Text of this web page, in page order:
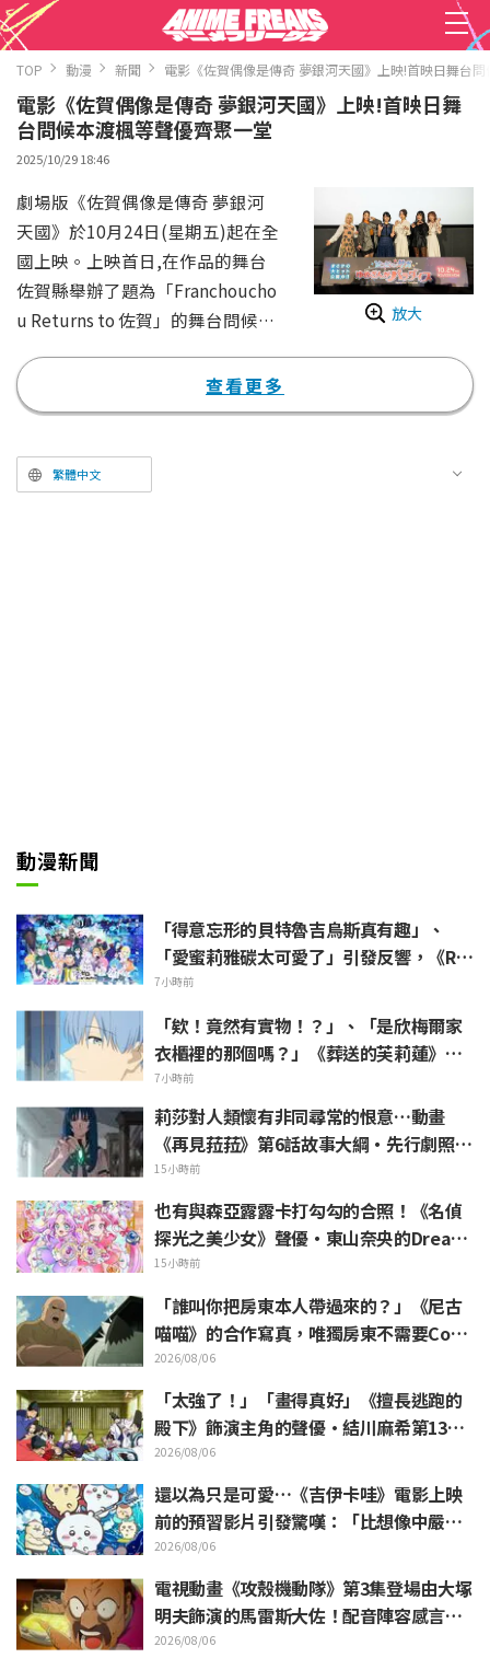
TOP 動漫 新聞 電影《佐賀偶像是傳奇 夢銀河天國》上映!首映日舞台
電影《佐賀偶像是傳奇 夢銀河天國》上映!首映日舞
台問候本渡楓等聲優齊聚一堂
2025/10/29 18:46
放大
劇場版《佐賀偶像是傳奇 夢銀河
天國》於10月24日(星期五)起在全
國上映。上映首日,在作品的舞台
佐賀縣舉辦了題為「Franchoucho
u Returns to 佐賀」的舞台問候活
沙、河瀬茉希、衣川里佳、田中美
海登台致詞。
偶像製作人巽幸太郎復活成殭屍的
7位少女,作為地方偶像團體Franch
查看更多
繁體中文
動漫新聞
「得意忘形的貝特魯吉烏斯真有趣」、
「愛蜜莉雅碳太可愛了」引發反響，《Re:
Zero》動畫10周年紀念活動視覺圖解禁
7小時前
「欸！竟然有實物！？」、「是欣梅爾家
衣櫃裡的那個嗎？」《葬送的芙莉蓮》第1
集登場的「暗黑龍的角」公開引發粉絲驚
愕
7小時前
莉莎對人類懷有非同尋常的恨意…動畫
《再見菈菈》第6話故事大綱・先行劇照公
開
15小時前
也有與森亞露露卡打勾勾的合照！《名偵
探光之美少女》聲優・東山奈央的Dream
Stage觀覧報告引發「是奥祕·暗影天使
啊」的反響
15小時前
「誰叫你把房東本人帶過來的？」《尼古
喵喵》的合作寫真，唯獨房東不需要Cosp
lay引發熱議
2026/08/06
「太強了！」「畫得真好」《擅長逃跑的
殿下》飾演主角的聲優·結川麻希第13集
ED插畫獲高度讚賞
2026/08/06
還以為只是可愛…《吉伊卡哇》電影上映
前的預習影片引發驚嘆：「比想像中嚴
苛」「講的簡直全都是勞動的事」反差感
驚呆網友
2026/08/06
電視動畫《攻殼機動隊》第3集登場由大塚
明夫飾演的馬雷斯大佐！配音陣容感言＆
結尾插畫公開
2026/08/06